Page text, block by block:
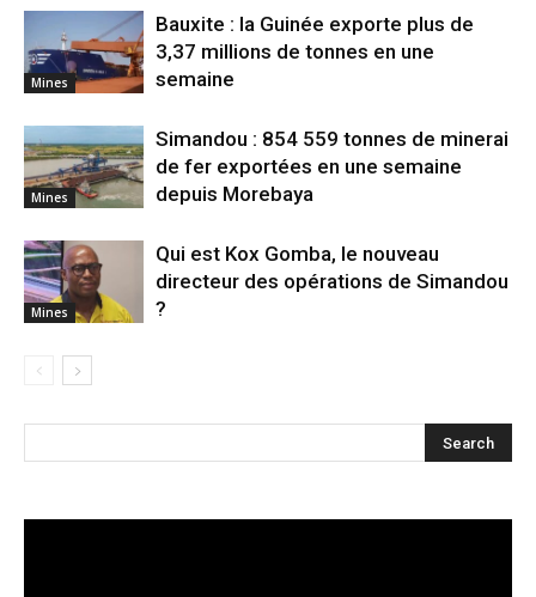
Mines
Bauxite : la Guinée exporte plus de
3,37 millions de tonnes en une
semaine
Mines
Simandou : 854 559 tonnes de minerai
de fer exportées en une semaine
depuis Morebaya
Mines
Qui est Kox Gomba, le nouveau
directeur des opérations de Simandou
?